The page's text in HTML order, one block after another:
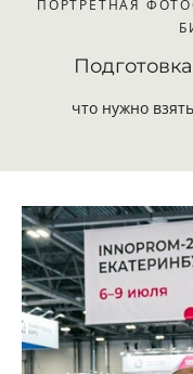
ПОРТРЕТНАЯ
что нужно